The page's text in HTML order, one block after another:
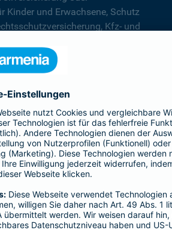
Kinder und Erwachsene, Schutz
Kfz- und
in jeder Lebenslage